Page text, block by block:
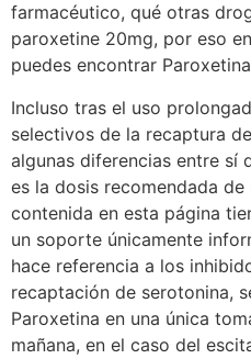
farmacéutico, qué otras
paroxetine 20mg, por eso
puedes encontrar
Incluso tras el uso
selectivos de la recaptura
algunas diferencias entre sí
es la dosis recomendada
contenida en esta página
un soporte únicamente
hace referencia a los
recaptación de serotonina,
Paroxetina en una única
mañana, en el caso del